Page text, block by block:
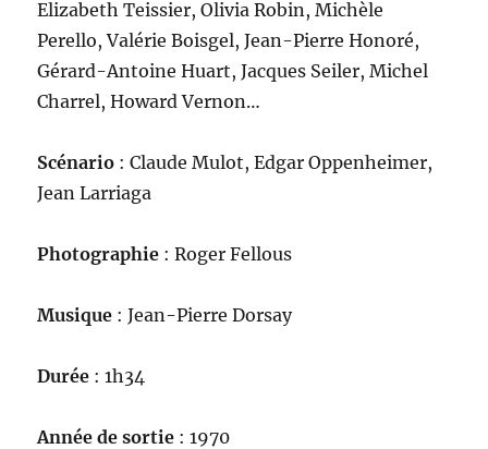
Elizabeth Teissier, Olivia Robin, Michèle
Perello, Valérie Boisgel, Jean-Pierre Honoré,
Gérard-Antoine Huart, Jacques Seiler, Michel
Charrel, Howard Vernon…
Scénario : Claude Mulot, Edgar Oppenheimer,
Jean Larriaga
Photographie : Roger Fellous
Musique : Jean-Pierre Dorsay
Durée : 1h34
Année de sortie : 1970